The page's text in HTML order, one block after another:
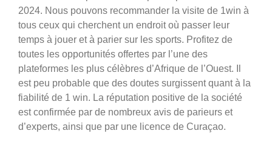
2024. Nous pouvons recommander la visite de 1win à
tous ceux qui cherchent un endroit où passer leur
temps à jouer et à parier sur les sports. Profitez de
toutes les opportunités offertes par l’une des
plateformes les plus célèbres d’Afrique de l’Ouest. Il
est peu probable que des doutes surgissent quant à la
fiabilité de 1 win. La réputation positive de la société
est confirmée par de nombreux avis de parieurs et
d’experts, ainsi que par une licence de Curaçao.